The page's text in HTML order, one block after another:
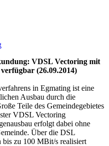
VDSL Vectoring mit
(26.09.2014)
in Egmating ist eine
Ausbau durch die
Teile des Gemeindegebietes
VDSL Vectoring
erfolgt dabei ohne
Über die DSL
zu 100 MBit/s realisiert